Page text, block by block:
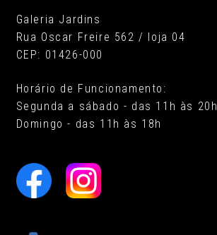
Galeria Jardins
Rua Oscar Freire 562 / loja 04
CEP: 01426-000
Horário de Funcionamento:
Segunda a sábado - das 11h às 20h
Domingo - das 11h às 18h